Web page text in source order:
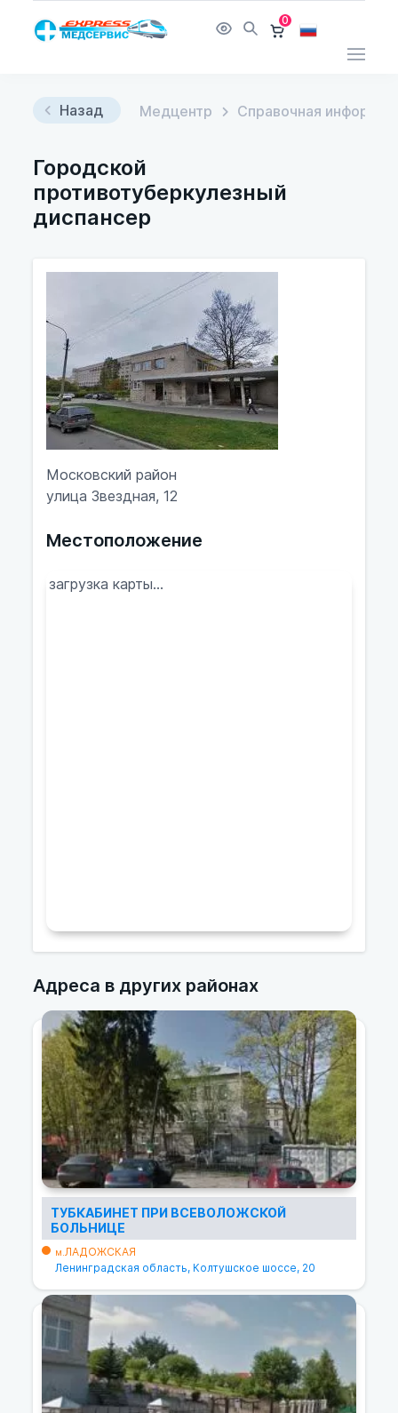
0
Назад Медцентр Справочная
Городской
противотуберкулезный
диспансер
Московский район
улица Звездная, 12
Местоположение
загрузка карты...
Адреса в других районах
ТУБКАБИНЕТ ПРИ ВСЕВОЛОЖСКОЙ
БОЛЬНИЦЕ
м.ЛАДОЖСКАЯ
Ленинградская область, Колтушское шоссе, 20